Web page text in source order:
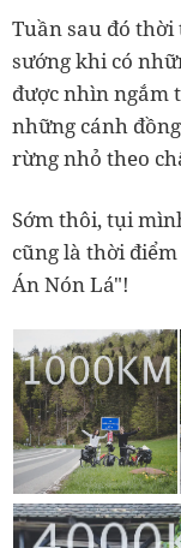
Tuần sau đó
sướng khi có
được nhìn ngắm
những cánh
rừng nhỏ theo
Sớm thôi, tụi
cũng là thời
Án Nón Lá"!